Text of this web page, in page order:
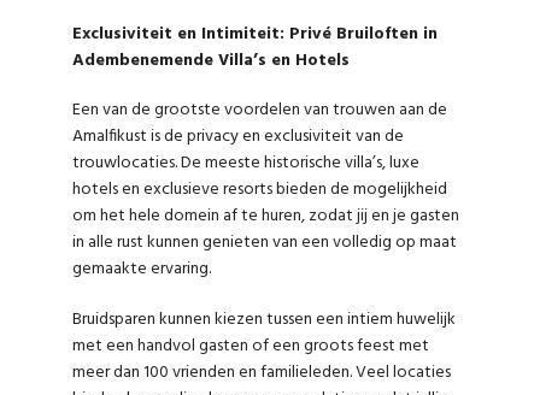
Exclusiviteit en Intimiteit: Privé Bruiloften in
Adembenemende Villa’s en Hotels
Een van de grootste voordelen van trouwen aan de
Amalfikust is de privacy en exclusiviteit van de
trouwlocaties. De meeste historische villa’s, luxe
hotels en exclusieve resorts bieden de mogelijkheid
om het hele domein af te huren, zodat jij en je gasten
in alle rust kunnen genieten van een volledig op maat
gemaakte ervaring.
Bruidsparen kunnen kiezen tussen een intiem huwelijk
met een handvol gasten of een groots feest met
meer dan 100 vrienden en familieleden. Veel locaties